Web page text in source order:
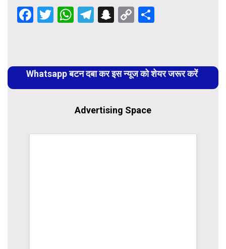
Facebook
Twitter
WhatsApp
Telegram
Snapchat
Copy
Reading
Whatsapp बटन दबा कर इस न्यूज को शेयर जरूर करें
Advertising Space